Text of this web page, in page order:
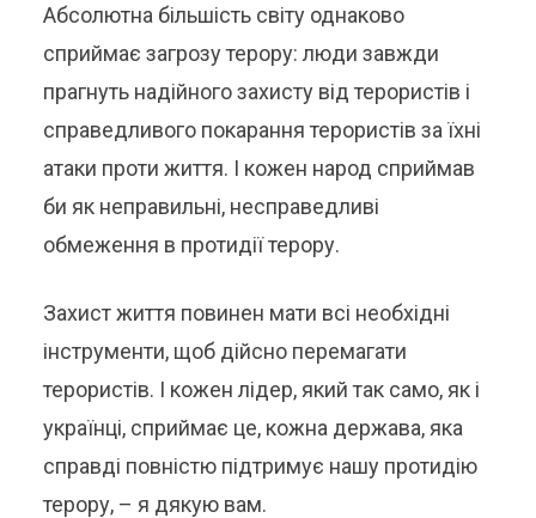
Абсолютна більшість світу однаково
сприймає загрозу терору: люди завжди
прагнуть надійного захисту від терористів і
справедливого покарання терористів за їхні
атаки проти життя. І кожен народ сприймав
би як неправильні, несправедливі
обмеження в протидії терору.
Захист життя повинен мати всі необхідні
інструменти, щоб дійсно перемагати
терористів. І кожен лідер, який так само, як і
українці, сприймає це, кожна держава, яка
справді повністю підтримує нашу протидію
терору, – я дякую вам.